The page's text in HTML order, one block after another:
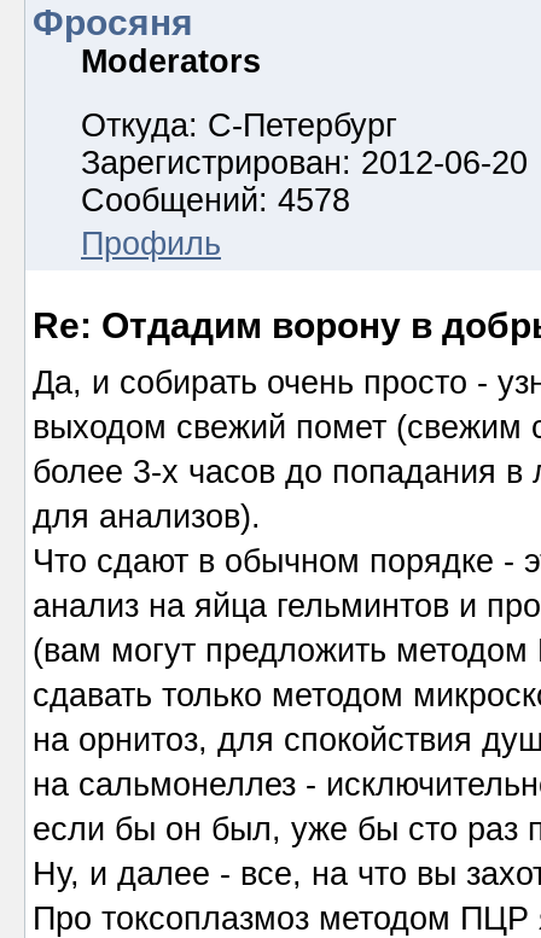
Фросяня
Moderators
Откуда: С-Петербург
Зарегистрирован: 2012-06-20
Сообщений: 4578
Профиль
Re: Отдадим ворону в
Да, и собирать очень просто -
выходом свежий помет (свежим
более 3-х часов до попадания в
для анализов).
Что сдают в обычном порядке -
анализ на яйца гельминтов и
(вам могут предложить
сдавать только методом
на орнитоз, для спокойствия
на сальмонеллез -
если бы он был, уже бы сто раз
Ну, и далее - все, на что вы
Про токсоплазмоз методом ПЦР